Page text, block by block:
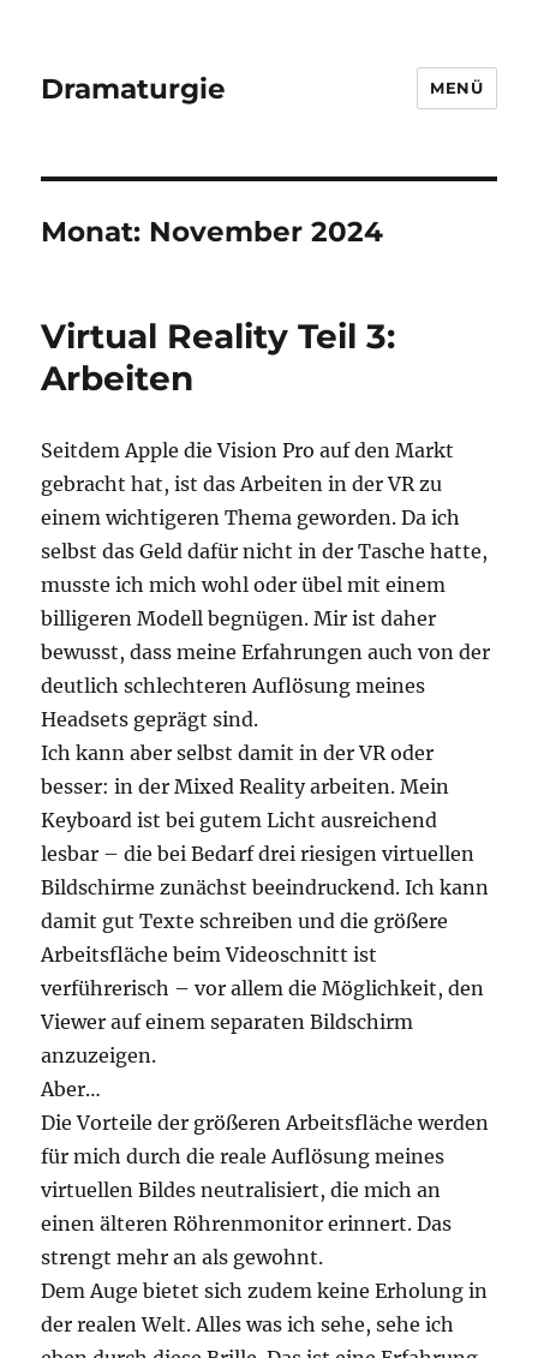
Dramaturgie MENÜ
Monat: November 2024
Virtual Reality Teil 3:
Arbeiten
Seitdem Apple die Vision Pro auf den Markt
gebracht hat, ist das Arbeiten in der VR zu
einem wichtigeren Thema geworden. Da ich
selbst das Geld dafür nicht in der Tasche hatte,
musste ich mich wohl oder übel mit einem
billigeren Modell begnügen. Mir ist daher
bewusst, dass meine Erfahrungen auch von der
deutlich schlechteren Auflösung meines
Headsets geprägt sind.
Ich kann aber selbst damit in der VR oder
besser: in der Mixed Reality arbeiten. Mein
Keyboard ist bei gutem Licht ausreichend
lesbar – die bei Bedarf drei riesigen virtuellen
Bildschirme zunächst beeindruckend. Ich kann
damit gut Texte schreiben und die größere
Arbeitsfläche beim Videoschnitt ist
verführerisch – vor allem die Möglichkeit, den
Viewer auf einem separaten Bildschirm
anzuzeigen.
Aber…
Die Vorteile der größeren Arbeitsfläche werden
für mich durch die reale Auflösung meines
virtuellen Bildes neutralisiert, die mich an
einen älteren Röhrenmonitor erinnert. Das
strengt mehr an als gewohnt.
Dem Auge bietet sich zudem keine Erholung in
der realen Welt. Alles was ich sehe, sehe ich